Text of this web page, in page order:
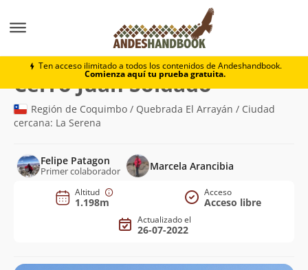
Ten acceso ilimitado a todos los contenidos de Andeshandbook.
Comienza aquí tu prueba gratuita.
Cerro Juan Soldado
Cerro Juan Soldado(1.198m)
Región de Coquimbo / Quebrada El Arrayán / Ciudad
cercana: La Serena
Felipe Patagon
Primer colaborador Marcela Arancibia
Altitud
1.198m
Acceso
Acceso libre
Actualizado el
26-07-2022